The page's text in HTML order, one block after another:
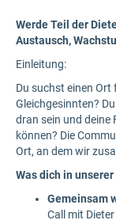
Werde Teil der
Austausch,
Einleitung:
Du suchst einen
Gleichgesinnten?
dran sein und deine
können? Die
Ort, an dem wir
Was dich in
Gemeinsam
Call mit